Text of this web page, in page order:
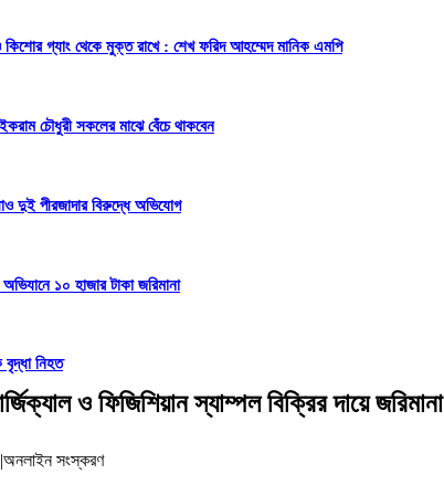
কিশোর গ্যাং থেকে মুক্ত রাখে : শেখ ফরিদ আহম্মেদ মানিক এমপি
চৌধুরী সকলের মাঝে বেঁচে থাকবেন
দুই পীরজাদার বিরুদ্ধে অভিযোগ
১০ হাজার টাকা জরিমানা
বৃদ্ধা নিহত
ও ফিজিশিয়ান স্যাম্পল বিক্রির দায়ে জরিমানা
|অনলাইন সংস্করণ